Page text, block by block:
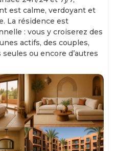
est calme, verdoyant et
La résidence est
: vous y croiserez des
actifs, des couples,
ou encore d’autres